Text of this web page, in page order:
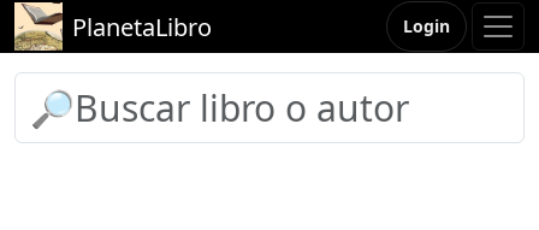
PlanetaLibro Login